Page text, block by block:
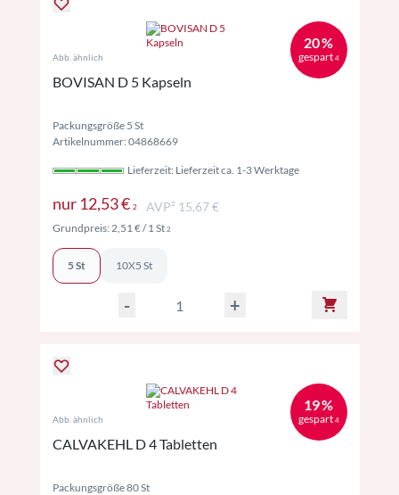
20 %
gespart 4
Abb. ähnlich
BOVISAN D 5 Kapseln
Packungsgröße 5 St
Artikelnummer: 04868669
Lieferzeit: Lieferzeit ca. 1-3 Werktage
nur 12,53 € 2Preise inkl. MwSt. ggf. zzgl. Versand
AVP² 15,67 €
Grundpreis:2,51 €/ 1 St 2Preise inkl. MwSt. ggf. zzgl. Versand
5 St 10X5 St
- +
19 %
gespart 4
Abb. ähnlich
CALVAKEHL D 4 Tabletten
Packungsgröße 80 St